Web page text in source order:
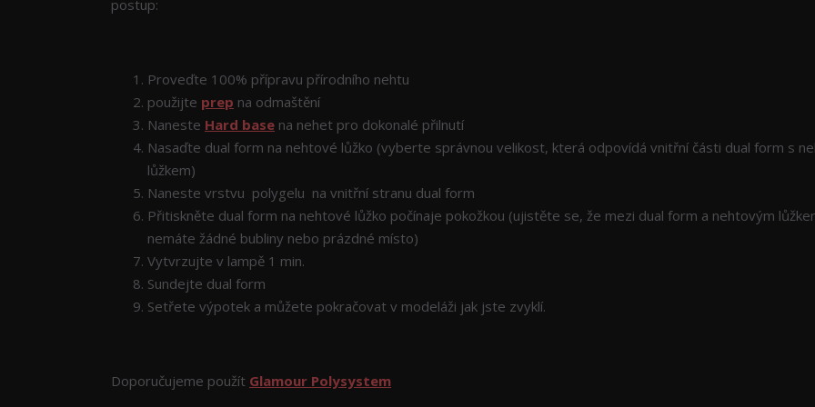
postup:
Proveďte 100% přípravu přírodního nehtu
použijte prep na odmaštění
Naneste Hard base na nehet pro dokonalé přilnutí
Nasaďte dual form na nehtové lůžko (vyberte správnou velikost, která odpovídá vnitřní části dual form s
lůžkem)
Naneste vrstvu polygelu na vnitřní stranu dual form
Přitiskněte dual form na nehtové lůžko počínaje pokožkou (ujistěte se, že mezi dual form a nehtovým
nemáte žádné bubliny nebo prázdné místo)
Vytvrzujte v lampě 1 min.
Sundejte dual form
Setřete výpotek a můžete pokračovat v modeláži jak jste zvyklí.
Doporučujeme použít Glamour Polysystem